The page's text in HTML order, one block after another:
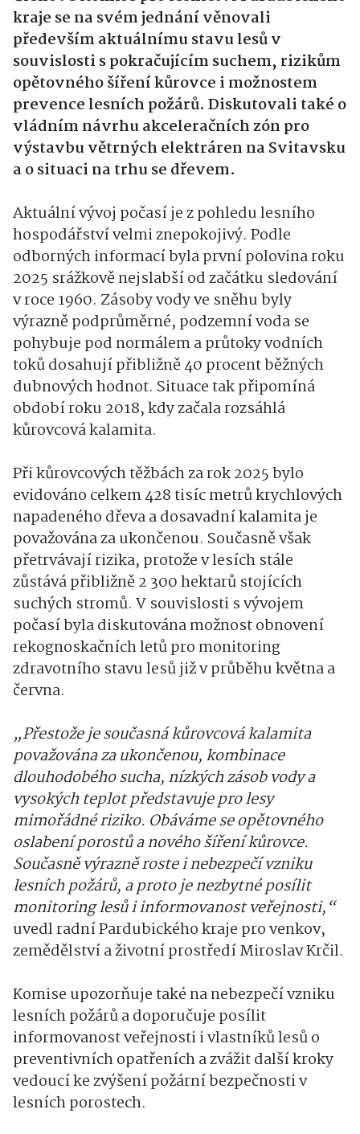
kraje se na svém jednání věnovali
především aktuálnímu stavu lesů v
souvislosti s pokračujícím suchem, rizikům
opětovného šíření kůrovce i možnostem
prevence lesních požárů. Diskutovali také o
vládním návrhu akceleračních zón pro
výstavbu větrných elektráren na Svitavsku
a o situaci na trhu se dřevem.
Aktuální vývoj počasí je z pohledu lesního
hospodářství velmi znepokojivý. Podle
odborných informací byla první polovina roku
2025 srážkově nejslabší od začátku sledování
v roce 1960. Zásoby vody ve sněhu byly
výrazně podprůměrné, podzemní voda se
pohybuje pod normálem a průtoky vodních
toků dosahují přibližně 40 procent běžných
dubnových hodnot. Situace tak připomíná
období roku 2018, kdy začala rozsáhlá
kůrovcová kalamita.
Při kůrovcových těžbách za rok 2025 bylo
evidováno celkem 428 tisíc metrů krychlových
napadeného dřeva a dosavadní kalamita je
považována za ukončenou. Současně však
přetrvávají rizika, protože v lesích stále
zůstává přibližně 2 300 hektarů stojících
suchých stromů. V souvislosti s vývojem
počasí byla diskutována možnost obnovení
rekognoskačních letů pro monitoring
zdravotního stavu lesů již v průběhu května a
června.
„Přestože je současná kůrovcová kalamita
považována za ukončenou, kombinace
dlouhodobého sucha, nízkých zásob vody a
vysokých teplot představuje pro lesy
mimořádné riziko. Obáváme se opětovného
oslabení porostů a nového šíření kůrovce.
Současně výrazně roste i nebezpečí vzniku
lesních požárů, a proto je nezbytné posílit
monitoring lesů i informovanost veřejnosti,“
uvedl radní Pardubického kraje pro venkov,
zemědělství a životní prostředí Miroslav Krčil.
Komise upozorňuje také na nebezpečí vzniku
lesních požárů a doporučuje posílit
informovanost veřejnosti i vlastníků lesů o
preventivních opatřeních a zvážit další kroky
vedoucí ke zvýšení požární bezpečnosti v
lesních porostech.